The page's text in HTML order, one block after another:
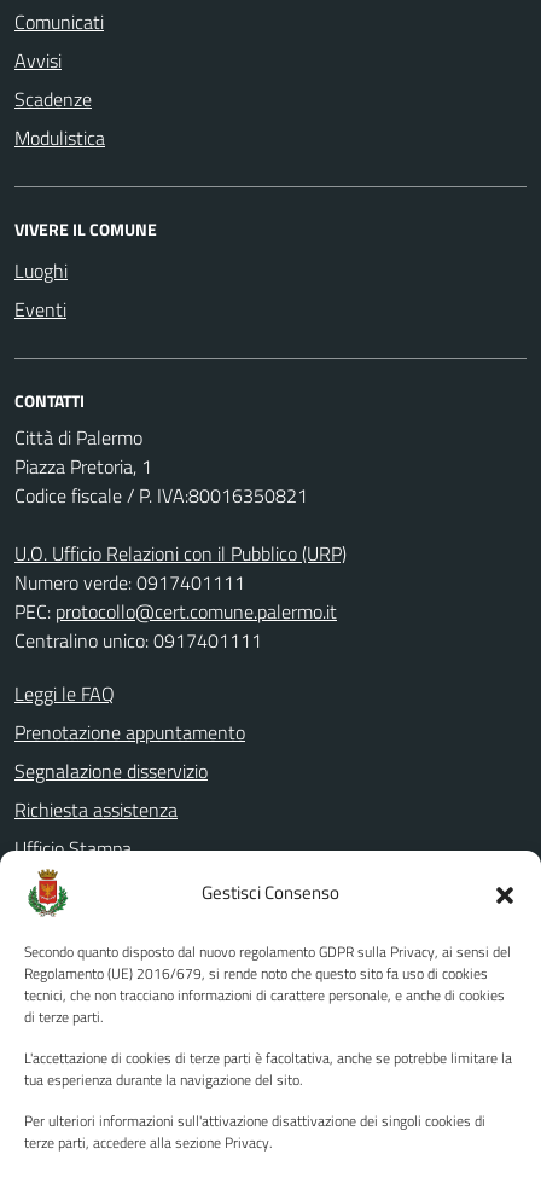
Gestisci Consenso
Secondo quanto disposto dal nuovo regolamento GDPR sulla Privacy, ai sensi del
Regolamento (UE) 2016/679, si rende noto che questo sito fa uso di cookies
tecnici, che non tracciano informazioni di carattere personale, e anche di cookies
di terze parti.
L'accettazione di cookies di terze parti è facoltativa, anche se potrebbe limitare la
tua esperienza durante la navigazione del sito.
Per ulteriori informazioni sull'attivazione disattivazione dei singoli cookies di
terze parti, accedere alla sezione Privacy.
Comunicati
Avvisi
Scadenze
Modulistica
VIVERE IL COMUNE
Luoghi
Eventi
CONTATTI
Città di Palermo
Piazza Pretoria, 1
Codice fiscale / P. IVA:80016350821
U.O. Ufficio Relazioni con il Pubblico (URP)
Numero verde: 0917401111
PEC: protocollo@cert.comune.palermo.it
Centralino unico: 0917401111
Leggi le FAQ
Prenotazione appuntamento
Segnalazione disservizio
Richiesta assistenza
Ufficio Stampa
Amministrazione Trasparente
Albo pretorio
Informativa privacy
Note legali
Piano di miglioramento del sito